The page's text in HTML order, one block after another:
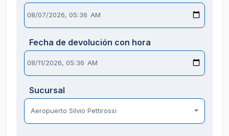
Fecha de devolución con hora
Sucursal
Aeropuerto Silvio Pettirossi